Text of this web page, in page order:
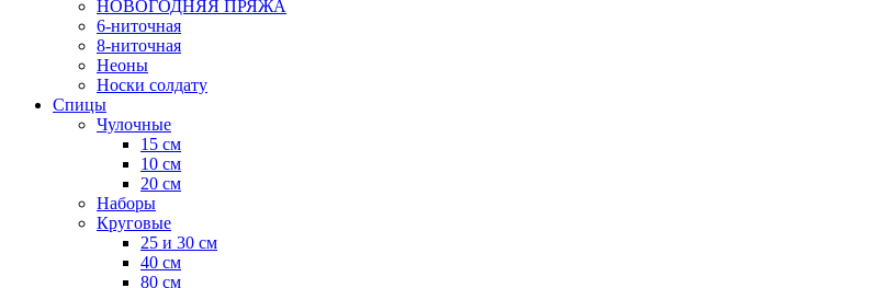
НОВОГОДНЯЯ ПРЯЖА
6-ниточная
8-ниточная
Неоны
Носки солдату
Спицы
Чулочные
15 см
10 см
20 см
Наборы
Круговые
25 и 30 см
40 см
80 см